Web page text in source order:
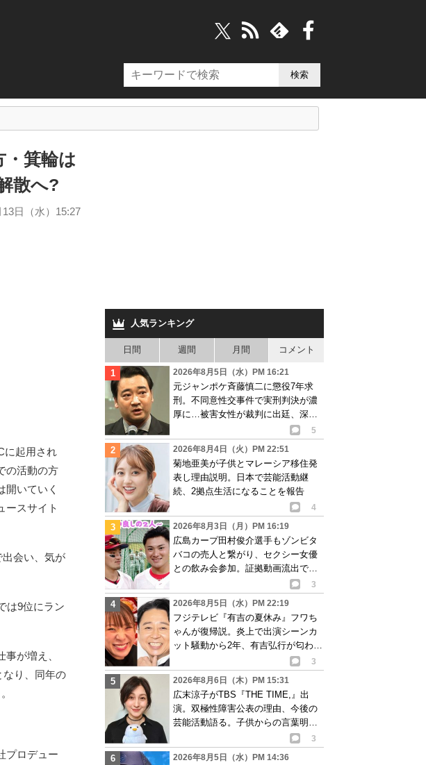
・箕輪は
散へ?
13日（水）15:27
に起用され
の活動の方
開いていく
ースサイト
会い、気が
は9位にラン
が増え、
なり、同年の
プロデュー
人気ランキング
日間 週間 月間 コメント
2026年8月5日（水）PM 16:21
元ジャンポケ斉藤慎二に懲役7年求
刑。不同意性交事件で実刑判決が濃
厚に…被害女性が裁判に出廷、深刻
5
2026年8月4日（火）PM 22:51
菊地亜美が子供とマレーシア移住発
表し理由説明。日本で芸能活動継
続、2拠点生活になることを報告
4
2026年8月3日（月）PM 16:19
広島カープ田村俊介選手もゾンビタ
バコの売人と繋がり、セクシー女優
との飲み会参加。証拠動画流出で波
3
2026年8月5日（水）PM 22:19
フジテレビ『有吉の夏休み』フワち
ゃんが復帰説。炎上で出演シーンカ
ット騒動から2年、有吉弘行が匂わせ
3
2026年8月6日（木）PM 15:31
広末涼子がTBS『THE TIME,』出
演。双極性障害公表の理由、今後の
芸能活動語る。子供からの言葉明か
3
2026年8月5日（水）PM 14:36